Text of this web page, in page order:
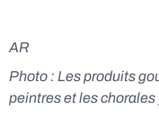
AR
Photo : Les produits
peintres et les